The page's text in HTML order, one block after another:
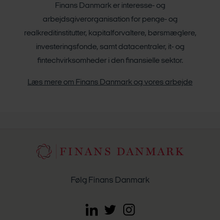
Finans Danmark er interesse- og
arbejdsgiverorganisation for penge- og
realkreditinstitutter, kapitalforvaltere, børsmæglere,
investeringsfonde, samt datacentraler, it- og
fintechvirksomheder i den finansielle sektor.
Læs mere om Finans Danmark og vores arbejde
Følg Finans Danmark